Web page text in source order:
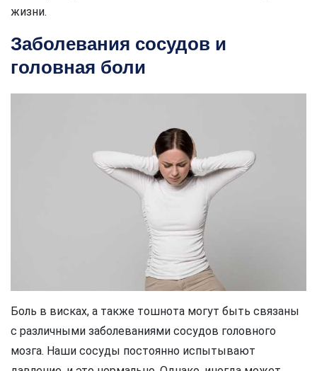
жизни.
Заболевания сосудов и
головная боли
Боль в висках, а также тошнота могут быть связаны
с различными заболеваниями сосудов головного
мозга. Наши сосуды постоянно испытывают